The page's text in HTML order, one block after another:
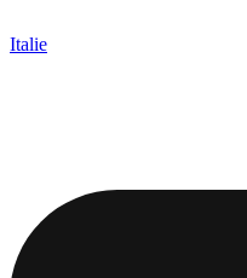
Italie